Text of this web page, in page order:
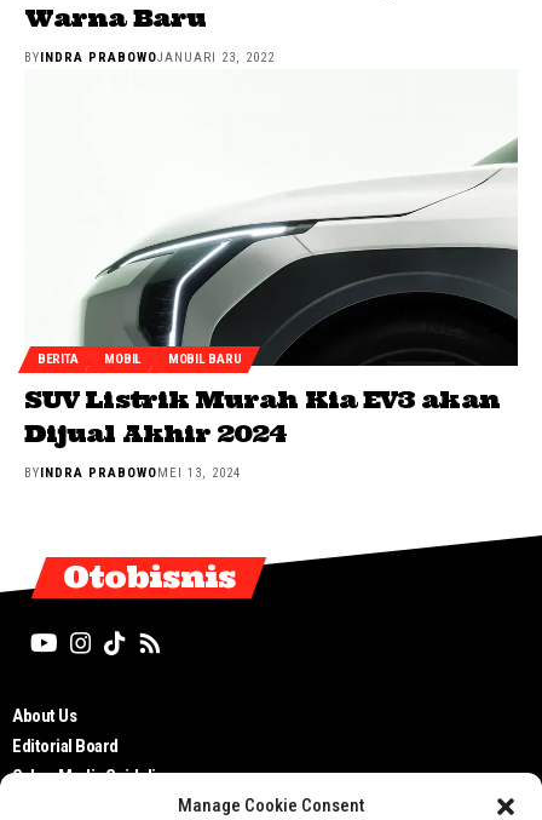
Manage Cookie Consent
Warna Baru
BYINDRA PRABOWOJANUARI 23, 2022
BERITA MOBIL MOBIL BARU
SUV Listrik Murah Kia EV3 akan
Dijual Akhir 2024
BYINDRA PRABOWOMEI 13, 2024
Otobisnis
About Us
Editorial Board
Cyber Media Guidelines